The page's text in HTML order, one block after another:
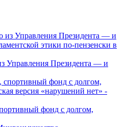
Управления Президента — и
фонд с долгом,